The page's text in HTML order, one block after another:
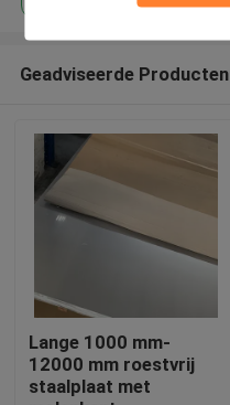
Geadviseerde Producten
Lange 1000 mm-
12000 mm roestvrij
staalplaat met